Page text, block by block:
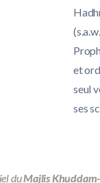
et
seul
ses
duMajlis